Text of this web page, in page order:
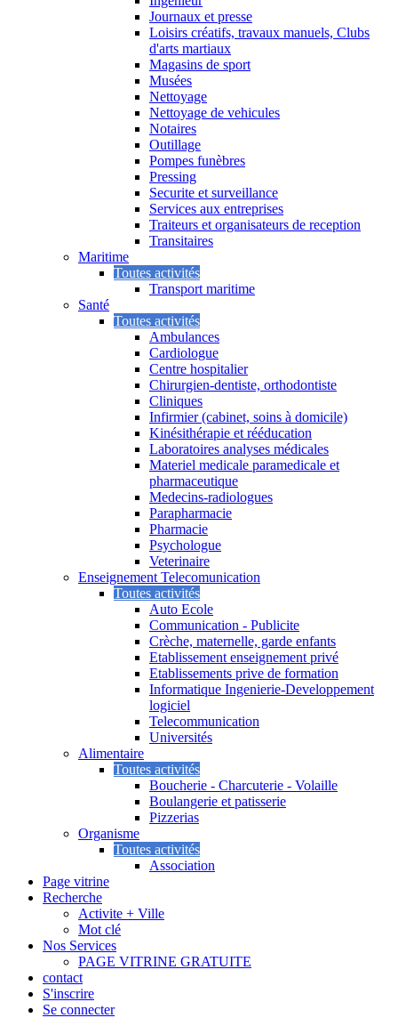
Journaux et presse
Loisirs créatifs, travaux manuels, Clubs
d'arts martiaux
Magasins de sport
Musées
Nettoyage
Nettoyage de vehicules
Notaires
Outillage
Pompes funèbres
Pressing
Securite et surveillance
Services aux entreprises
Traiteurs et organisateurs de reception
Transitaires
Maritime
Toutes activités
Transport maritime
Santé
Toutes activités
Ambulances
Cardiologue
Centre hospitalier
Chirurgien-dentiste, orthodontiste
Cliniques
Infirmier (cabinet, soins à domicile)
Kinésithérapie et rééducation
Laboratoires analyses médicales
Materiel medicale paramedicale et
pharmaceutique
Medecins-radiologues
Parapharmacie
Pharmacie
Psychologue
Veterinaire
Enseignement Telecomunication
Toutes activités
Auto Ecole
Communication - Publicite
Crèche, maternelle, garde enfants
Etablissement enseignement privé
Etablissements prive de formation
Informatique Ingenierie-Developpement
logiciel
Telecommunication
Universités
Alimentaire
Toutes activités
Boucherie - Charcuterie - Volaille
Boulangerie et patisserie
Pizzerias
Organisme
Toutes activités
Association
Page vitrine
Recherche
Activite + Ville
Mot clé
Nos Services
PAGE VITRINE GRATUITE
contact
S'inscrire
Se connecter